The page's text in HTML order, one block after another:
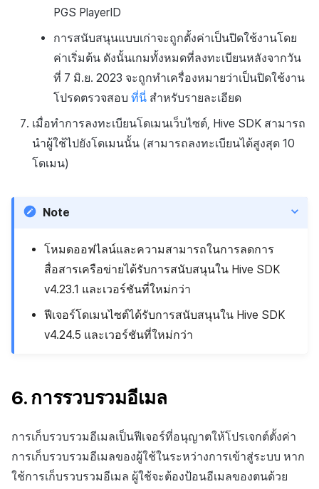
PGS PlayerID
การสนับสนุนแบบเก่าจะถูกตั้งค่าเป็นปิดใช้งานโดย
ค่าเริ่มต้น ดังนั้นเกมทั้งหมดที่ลงทะเบียนหลังจากวัน
ที่ 7 มิ.ย. 2023 จะถูกทำเครื่องหมายว่าเป็นปิดใช้งาน
โปรดตรวจสอบ ที่นี่สำหรับรายละเอียด
เมื่อทำการลงทะเบียนโดเมนเว็บไซต์, Hive SDK สามารถ
นำผู้ใช้ไปยังโดเมนนั้น (สามารถลงทะเบียนได้สูงสุด 10
โดเมน)
Note
โหมดออฟไลน์และความสามารถในการลดการ
สื่อสารเครือข่ายได้รับการสนับสนุนใน Hive SDK
v4.23.1 และเวอร์ชันที่ใหม่กว่า
ฟีเจอร์โดเมนไซต์ได้รับการสนับสนุนใน Hive SDK
v4.24.5 และเวอร์ชันที่ใหม่กว่า
6. การรวบรวมอีเมล
การเก็บรวบรวมอีเมลเป็นฟีเจอร์ที่อนุญาตให้โปรเจกต์ตั้งค่า
การเก็บรวบรวมอีเมลของผู้ใช้ในระหว่างการเข้าสู่ระบบ หาก
ใช้การเก็บรวบรวมอีเมล ผู้ใช้จะต้องป้อนอีเมลของตนด้วย